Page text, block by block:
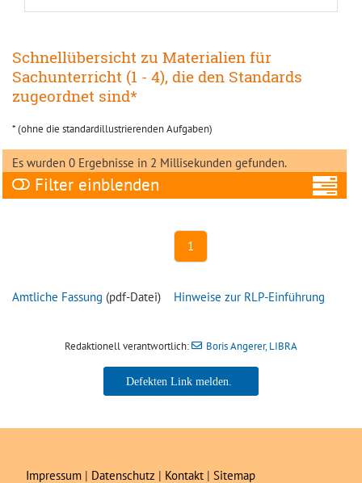
Schnellübersicht zu Materialien für
Sachunterricht (1 - 4), die den Standards
zugeordnet sind*
* (ohne die standardillustrierenden Aufgaben)
Es wurden 0 Ergebnisse in 2 Millisekunden gefunden.
Filter
1
Amtliche Fassung (pdf-Datei) Hinweise zur RLP-Einführung
Redaktionell verantwortlich: Boris Angerer, LIBRA
Boris Angerer, LIBRA
Impressum | Datenschutz | Kontakt | Sitemap